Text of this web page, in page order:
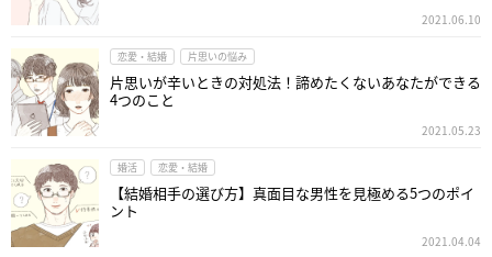
2021.06.10
恋愛・結婚 片思いの悩み
片思いが辛いときの対処法！諦めたくないあなたができる
4つのこと
2021.05.23
婚活 恋愛・結婚
【結婚相手の選び方】真面目な男性を見極める5つのポイ
ント
2021.04.04